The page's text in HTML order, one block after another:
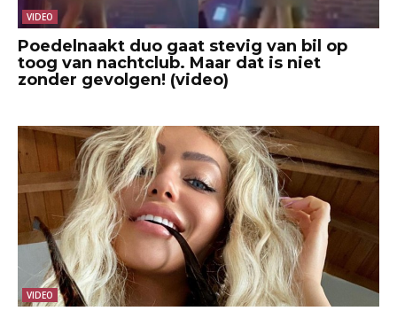
VIDEO
Poedelnaakt duo gaat stevig van bil op
toog van nachtclub. Maar dat is niet
zonder gevolgen! (video)
VIDEO